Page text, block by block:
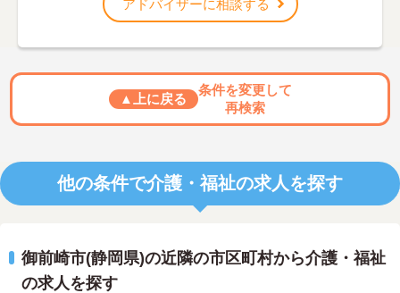
アドバイザーに相談する
▲上に戻る
条件を変更して
再検索
他の条件で介護・福祉の求人を探す
御前崎市(静岡県)の近隣の市区町村から介護・福祉
の求人を探す